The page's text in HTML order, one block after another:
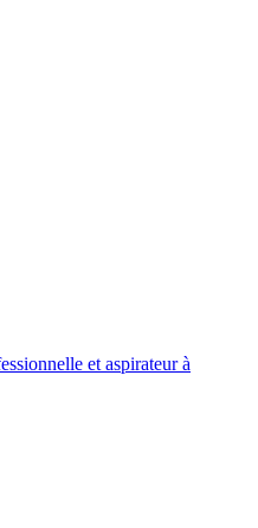
et aspirateur à